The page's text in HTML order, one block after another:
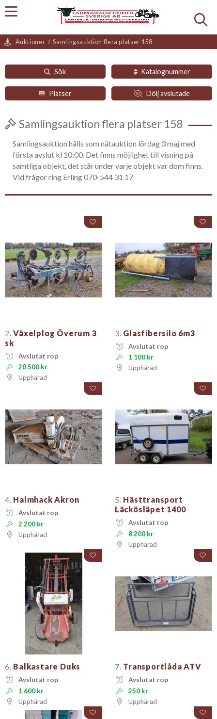
Auktioner / Samlingsauktion flera platser 158
Sök Katalognummer
Platser Dölj avslutade
Samlingsauktion flera platser 158
Samlingsauktion hålls som nätauktion lördag 3 maj med
första avslut kl 10:00. Det finns möjlighet till visning på
samtliga objekt, det står under varje objekt var dom finns.
Vid frågor ring Erling 070-544 31 17
2. Växelplog Överum 3
sk
Avslutat rop
20 500 kr
Upphärad
3. Glasfibersilo 6m3
Avslutat rop
1 100 kr
Upphärad
4. Halmhack Akron
Avslutat rop
2 200 kr
Upphärad
5. Hästtransport
Läckösläpet 1400
Avslutat rop
8 200 kr
Upphärad
6. Balkastare Duks
Avslutat rop
1 600 kr
Upphärad
7. Transportlåda ATV
Avslutat rop
250 kr
Upphärad